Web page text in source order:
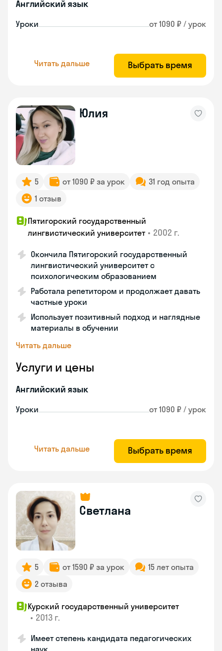
Английский язык
Уроки от 1090 ₽ / урок
Читать дальше Выбрать время
Юлия
5 от 1090 ₽ за урок
31 год опыта
1 отзыв
Пятигорский государственный
лингвистический университет • 2002 г.
Окончила Пятигорский государственный
лингвистический университет с
психологическим образованием
Работала репетитором и продолжает давать
частные уроки
Использует позитивный подход и наглядные
материалы в обучении
Читать дальше
Услуги и цены
Английский язык
Уроки от 1090 ₽ / урок
Читать дальше Выбрать время
Светлана
5 от 1590 ₽ за урок
15 лет опыта
2 отзыва
Курский государственный университет
• 2013 г.
Имеет степень кандидата педагогических
наук